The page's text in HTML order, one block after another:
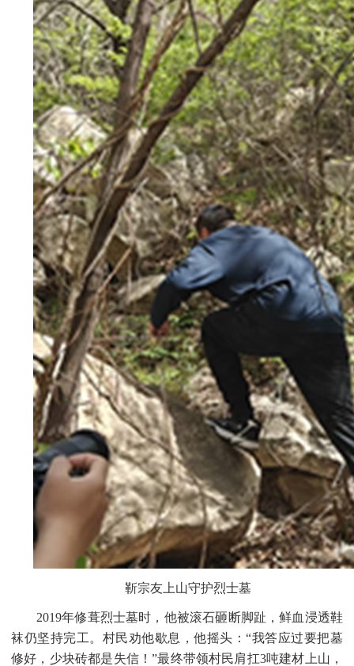
靳宗友上山守护烈士墓
2019年修葺烈士墓时，他被滚石砸断脚趾，鲜血浸透鞋
袜仍坚持完工。村民劝他歇息，他摇头：“我答应过要把墓
修好，少块砖都是失信！”最终带领村民肩扛3吨建材上山，